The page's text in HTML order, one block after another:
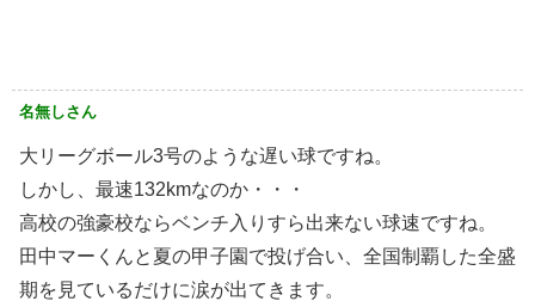
名無しさん
大リーグボール3号のような遅い球ですね。
しかし、最速132kmなのか・・・
高校の強豪校ならベンチ入りすら出来ない球速ですね。
田中マーくんと夏の甲子園で投げ合い、全国制覇した全盛
期を見ているだけに涙が出てきます。